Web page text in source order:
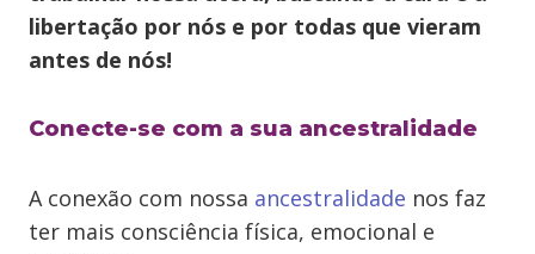
libertação por nós e por todas que vieram
antes de nós!
Conecte-se com a sua ancestralidade
A conexão com nossa ancestralidade nos faz
ter mais consciência física, emocional e